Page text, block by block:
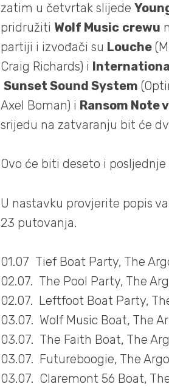
zatim u četvrtak slijede
pridružiti Wolf Music crewu
partiji i izvođači su Louche
Craig Richards) i
Sunset Sound System
Axel Boman) i Ransom Note
srijedu na zatvaranju bit će
Ovo će biti deseto i
U nastavku provjerite popis
23 putovanja.
01.07 Tief Boat Party, The
02.07. The Pool Party, The
02.07. Leftfoot Boat Party,
03.07. Wolf Music Boat, The
03.07. The Faith Boat, The
03.07. Futureboogie, The
03.07. Claremont 56 Boat,